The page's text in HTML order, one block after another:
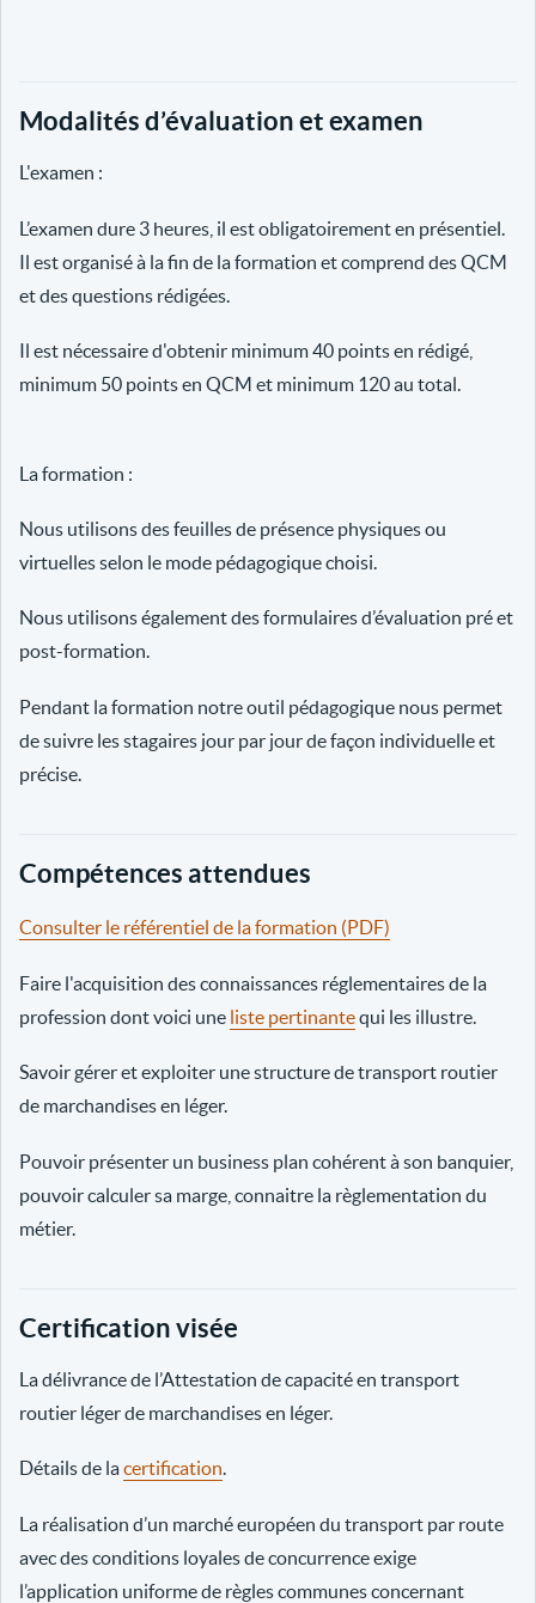
Modalités d’évaluation et examen
L'examen :
L’examen dure 3 heures, il est obligatoirement en présentiel.
Il est organisé à la fin de la formation et comprend des QCM
et des questions rédigées.
Il est nécessaire d'obtenir minimum 40 points en rédigé,
minimum 50 points en QCM et minimum 120 au total.
La formation :
Nous utilisons des feuilles de présence physiques ou
virtuelles selon le mode pédagogique choisi.
Nous utilisons également des formulaires d’évaluation pré et
post-formation.
Pendant la formation notre outil pédagogique nous permet
de suivre les stagaires jour par jour de façon individuelle et
précise.
Compétences attendues
Consulter le référentiel de la formation (PDF)
Faire l'acquisition des connaissances réglementaires de la
profession dont voici une liste pertinantequi les illustre.
Savoir gérer et exploiter une structure de transport routier
de marchandises en léger.
Pouvoir présenter un business plan cohérent à son banquier,
pouvoir calculer sa marge, connaitre la règlementation du
métier.
Certification visée
La délivrance de l’Attestation de capacité en transport
routier léger de marchandises en léger.
Détails de lacertification.
La réalisation d’un marché européen du transport par route
avec des conditions loyales de concurrence exige
l’application uniforme de règles communes concernant